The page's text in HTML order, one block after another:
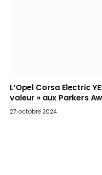
L’Opel Corsa Electric
valeur » aux Parkers
27 octobre 2024